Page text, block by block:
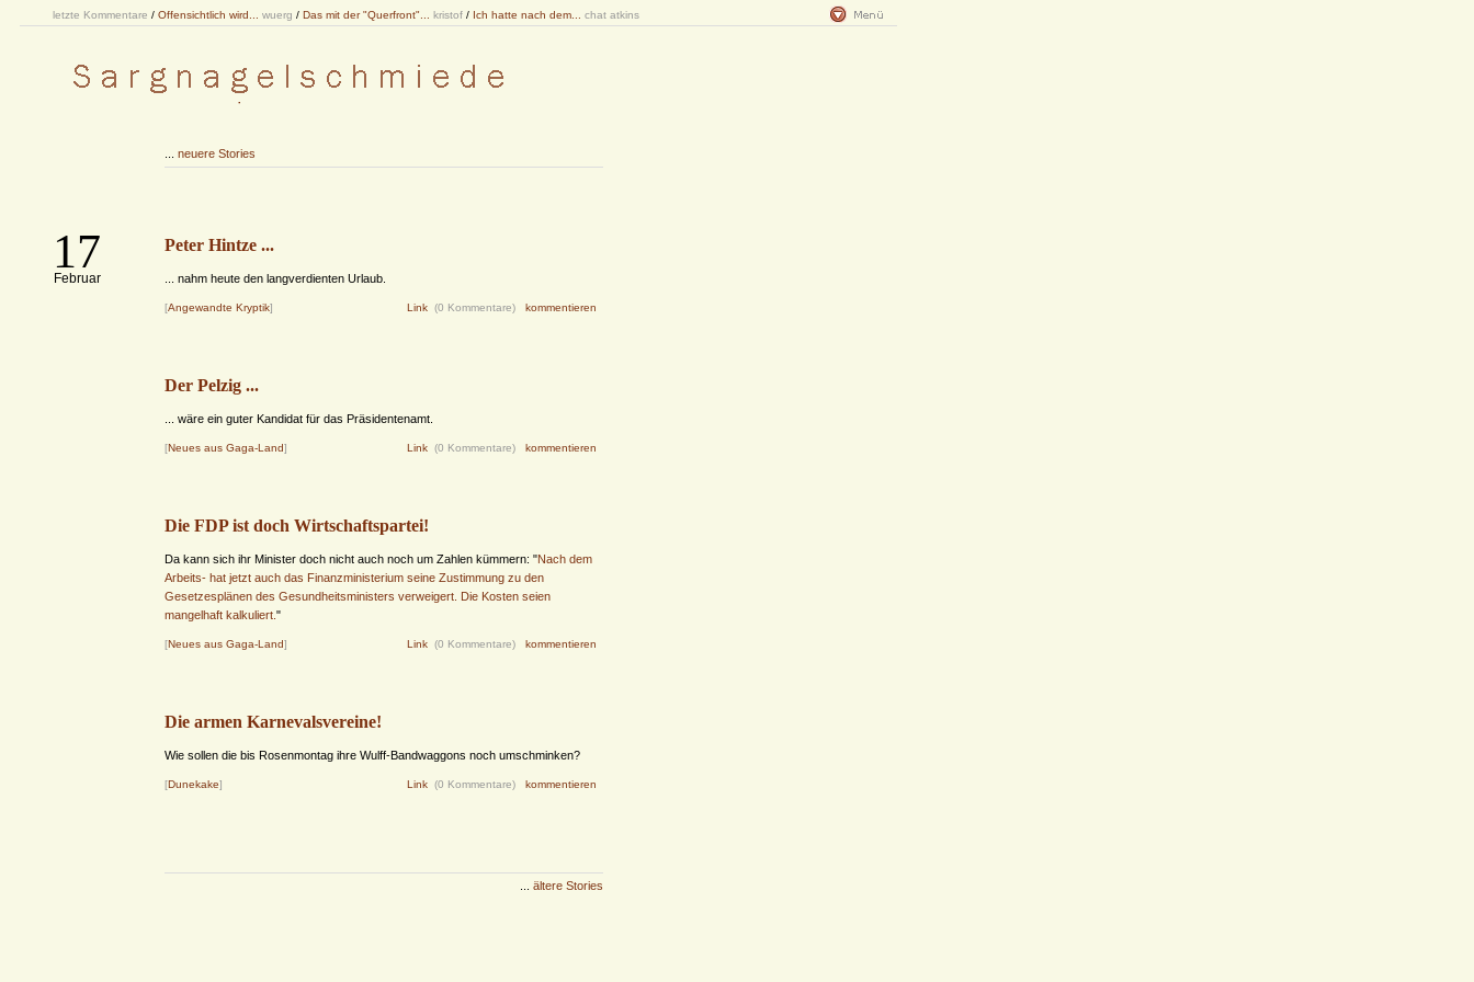
letzte Kommentare / Offensichtlich wird... wuerg / Das mit der "Querfront"... kristof / Ich hatte nach dem... chat atkins
neuere Stories
17
Februar
Peter Hintze ...
... nahm heute den langverdienten Urlaub.
[Angewandte Kryptik] Link (0 Kommentare) kommentieren
Der Pelzig ...
... wäre ein guter Kandidat für das Präsidentenamt.
[Neues aus Gaga-Land] Link (0 Kommentare) kommentieren
Die FDP ist doch Wirtschaftspartei!
Da kann sich ihr Minister doch nicht auch noch um Zahlen kümmern: "Nach dem
Arbeits- hat jetzt auch das Finanzministerium seine Zustimmung zu den
Gesetzesplänen des Gesundheitsministers verweigert. Die Kosten seien
mangelhaft kalkuliert. "
[Neues aus Gaga-Land] Link (0 Kommentare) kommentieren
Die armen Karnevalsvereine!
Wie sollen die bis Rosenmontag ihre Wulff-Bandwaggons noch umschminken?
[Dunekake] Link (0 Kommentare) kommentieren
ältere Stories